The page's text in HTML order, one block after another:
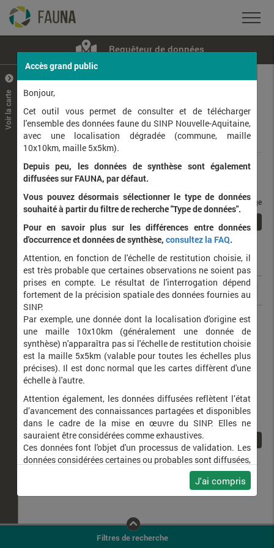
Requêteur de données
+
–
Voir la carte
Données
Rang taxonomique :
Affichage de1à 1sur1
taxons / page
Nom latin Nom vernaculaire
Ethmia bipunctella
Filtres de recherche
Accès grand public
Bonjour,
Cet outil vous permet de consulter et de télécharger
l'ensemble des données faune du SINP Nouvelle-Aquitaine,
avec une localisation dégradée (commune, maille
10x10km, maille 5x5km).
Depuis peu, les données de synthèse sont également
diffusées sur FAUNA, par défaut.
Vous pouvez désormais sélectionner le type de données
souhaité à partir du filtre de recherche "Type de données".
Pour en savoir plus sur les différences entre données
d'occurrence et données de synthèse, consultez la FAQ.
Attention, en fonction de l'échelle de restitution choisie, il
est très probable que certaines observations ne soient pas
prises en compte. Le résultat de l'interrogation dépend
fortement de la précision spatiale des données fournies au
SINP.
Par exemple, une donnée dont la localisation d'origine est
une maille 10x10km (généralement une donnée de
synthèse) n'apparaîtra pas si l'échelle de restitution choisie
est la maille 5x5km (valable pour toutes les échelles plus
précises). Il est donc normal que les cartes diffèrent d'une
échelle à l'autre.
Attention également, les données diffusées reflètent l’état
d’avancement des connaissances partagées et disponibles
dans le cadre de la mise en œuvre du SINP. Elles ne
sauraient être considérées comme exhaustives.
Ces données font l'objet d'un processus de validation. Les
données considérées certaines ou probables sont diffusées,
ainsi que celles pour lesquelles la méthode n'est pas
J'ai compris